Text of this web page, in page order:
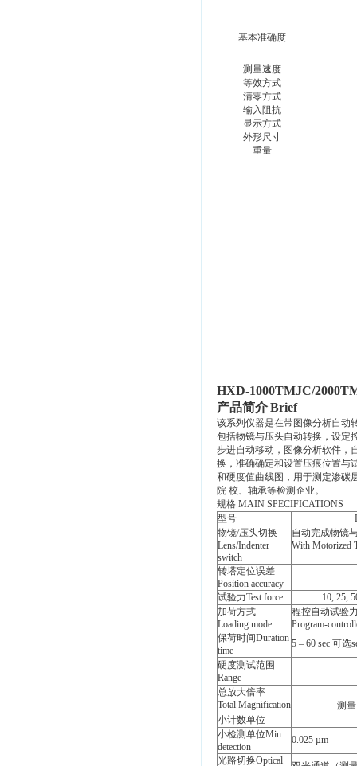
基本准确度
测量速度
等效方式
清零方式
输入阻抗
显示方式
外形尺寸
重量
HXD-1000TMJC/
产品简介Brief
该系列仪器是在带图像分析自动
包括物镜与压头自动转换，设定
步进自动移动，图像分析软件，
换，准确确定和设置压痕位置与
和硬度值曲线图，用于测定渗碳
院 校、轴承等检测企业。
规格 MAIN SPECIFICATIONS
型号
物镜/压头切换
Lens/Indenter
switch
自动完成物镜
With Motorized
转塔定位误差
Position accuracy
试验力Test force
10, 25,
加荷方式
Loading mode
程控自动试验
Program-
保荷时间Duration
time
5 – 60 sec 可
硬度测试范围
Range
总放大倍率
Total Magnification
测
小计数单位
小检测单位Min.
detection
0.025 µm
光路切换Optical